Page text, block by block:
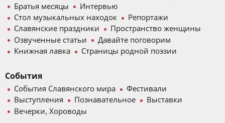
Братья месяцы
Интервью
Стол музыкальных находок
Репортажи
Славянские праздники
Пространство женщины
Озвученные статьи
Давайте поговорим
Книжная лавка
Страницы родной поэзии
События
События Славянского мира
Фестивали
Выступления
Познавательное
Выставки
Вечерки, Хороводы